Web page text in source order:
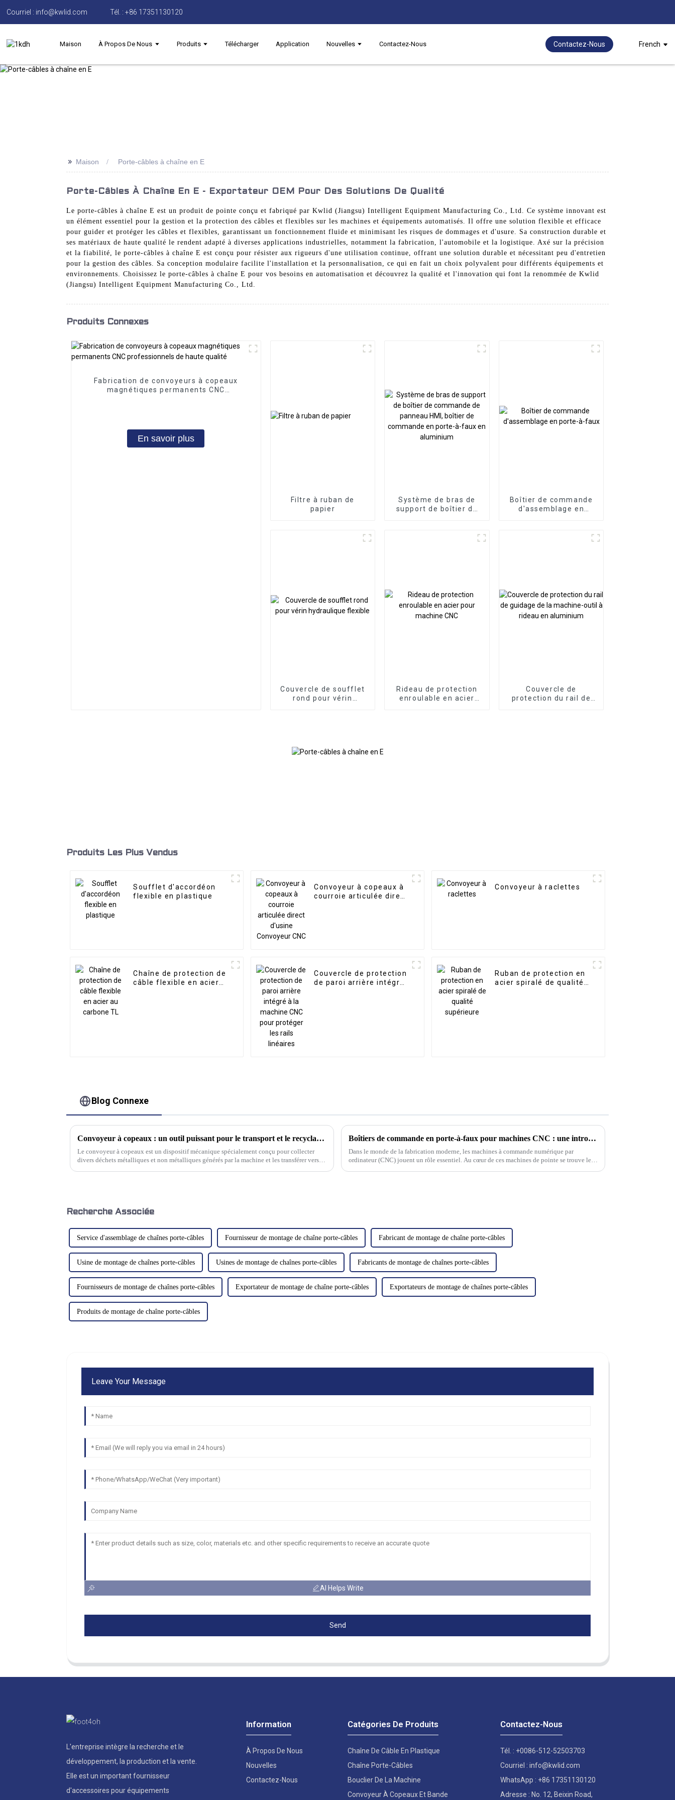
Courriel : info@kwlid.com Tél. : +86 17351130120
Maison À Propos De Nous Produits Télécharger Application Nouvelles Contactez-Nous Contactez-Nous French
>> Maison Porte-câbles à chaîne en E
Porte-Câbles À Chaîne En E - Exportateur OEM Pour Des Solutions De Qualité
Le porte-câbles à chaîne E est un produit de pointe conçu et fabriqué par Kwlid (Jiangsu) Intelligent Equipment Manufacturing Co., Ltd. Ce système innovant est
un élément essentiel pour la gestion et la protection des câbles et flexibles sur les machines et équipements automatisés. Il offre une solution flexible et efficace
pour guider et protéger les câbles et flexibles, garantissant un fonctionnement fluide et minimisant les risques de dommages et d'usure. Sa construction durable et
ses matériaux de haute qualité le rendent adapté à diverses applications industrielles, notamment la fabrication, l'automobile et la logistique. Axé sur la précision
et la fiabilité, le porte-câbles à chaîne E est conçu pour résister aux rigueurs d'une utilisation continue, offrant une solution durable et nécessitant peu d'entretien
pour la gestion des câbles. Sa conception modulaire facilite l'installation et la personnalisation, ce qui en fait un choix polyvalent pour différents équipements et
environnements. Choisissez le porte-câbles à chaîne E pour vos besoins en automatisation et découvrez la qualité et l'innovation qui font la renommée de Kwlid
(Jiangsu) Intelligent Equipment Manufacturing Co., Ltd.
Produits Connexes
Fabrication de convoyeurs à copeaux
magnétiques permanents CNC
En savoir plus
Filtre à ruban de
papier
Système de bras de
support de boîtier de
Boîtier de commande
d'assemblage en
Couvercle de soufflet
rond pour vérin
Rideau de protection
enroulable en acier
Couvercle de
protection du rail de
Produits Les Plus Vendus
Soufflet d'accordéon
flexible en plastique
Convoyeur à copeaux à
courroie articulée direct
Convoyeur à raclettes
Chaîne de protection de
câble flexible en acier
Couvercle de protection
de paroi arrière intégré
Ruban de protection en
acier spiralé de qualité
Blog Connexe
Convoyeur à copeaux : un outil puissant pour le transport et le recyclage des déchets
Le convoyeur à copeaux est un dispositif mécanique spécialement conçu pour collecter
divers déchets métalliques et non métalliques générés par la machine et les transférer vers le
Boîtiers de commande en porte-à-faux pour machines CNC : une introduction complète
Dans le monde de la fabrication moderne, les machines à commande numérique par
ordinateur (CNC) jouent un rôle essentiel. Au cœur de ces machines de pointe se trouve le
Recherche Associée
Service d'assemblage de chaînes porte-câbles Fournisseur de montage de chaîne porte-câbles Fabricant de montage de chaîne porte-câbles
Usine de montage de chaînes porte-câbles Usines de montage de chaînes porte-câbles Fabricants de montage de chaînes porte-câbles
Fournisseurs de montage de chaînes porte-câbles Exportateur de montage de chaîne porte-câbles Exportateurs de montage de chaînes porte-câbles
Produits de montage de chaîne porte-câbles
Leave Your Message
AI Helps Write
Send
L'entreprise intègre la recherche et le
développement, la production et la vente.
Elle est un important fournisseur
d'accessoires pour équipements
Information
À Propos De Nous
Nouvelles
Contactez-Nous
Catégories De Produits
Chaîne De Câble En Plastique
Chaîne Porte-Câbles
Bouclier De La Machine
Convoyeur À Copeaux Et Bande
Contactez-Nous
Tél. : +0086-512-52503703
Courriel : info@kwlid.com
WhatsApp : +86 17351130120
Adresse : No. 12, Beixin Road,